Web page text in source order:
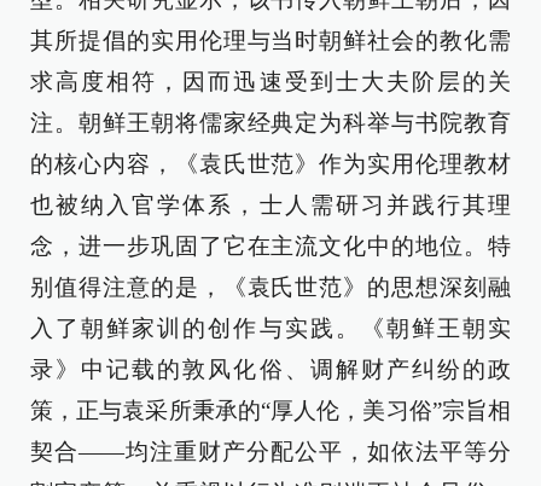
其所提倡的实用伦理与当时朝鲜社会的教化需
求高度相符，因而迅速受到士大夫阶层的关
注。朝鲜王朝将儒家经典定为科举与书院教育
的核心内容，《袁氏世范》作为实用伦理教材
也被纳入官学体系，士人需研习并践行其理
念，进一步巩固了它在主流文化中的地位。特
别值得注意的是，《袁氏世范》的思想深刻融
入了朝鲜家训的创作与实践。《朝鲜王朝实
录》中记载的敦风化俗、调解财产纠纷的政
策，正与袁采所秉承的“厚人伦，美习俗”宗旨相
契合——均注重财产分配公平，如依法平等分